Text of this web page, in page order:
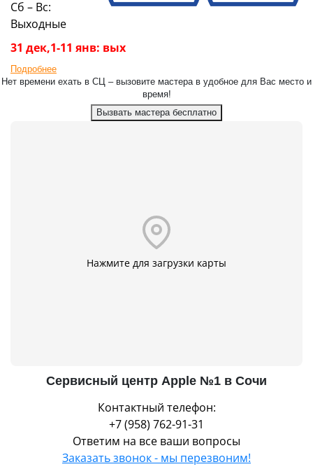
Сб – Вс:
Выходные
31 дек,1-11 янв: вых
Подробнее
Нет времени ехать в СЦ – вызовите мастера в удобное для Вас место и
время!
Вызвать мастера бесплатно
Нажмите для загрузки карты
Сервисный центр Apple №1 в Сочи
Контактный телефон:
+7 (958) 762-91-31
Ответим на все ваши вопросы
Заказать звонок - мы перезвоним!